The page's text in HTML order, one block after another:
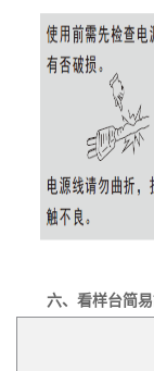
六、看样台简